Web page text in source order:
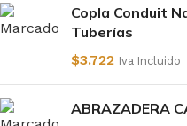
Copla Conduit
Tuberías
$3.722 Iva Incluido
ABRAZADERA